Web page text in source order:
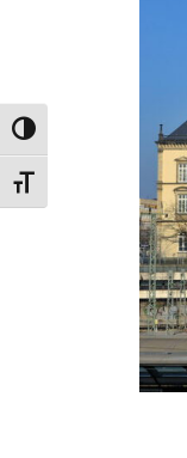
Umschalten auf
Schrift